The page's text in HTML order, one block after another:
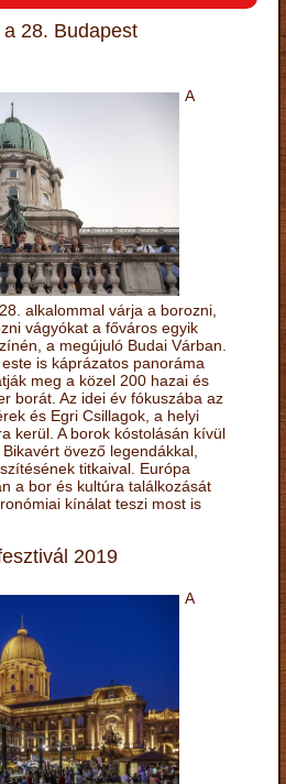
28. Budapest
A
alkalommal várja a borozni,
vágyókat a főváros egyik
a megújuló Budai Várban.
is káprázatos panoráma
meg a közel 200 hazai és
borát. Az idei év fókuszába az
és Egri Csillagok, a helyi
kerül. A borok kóstolásán kívül
övező legendákkal,
titkaival. Európa
a bor és kultúra találkozását
kínálat teszi most is
2019
A